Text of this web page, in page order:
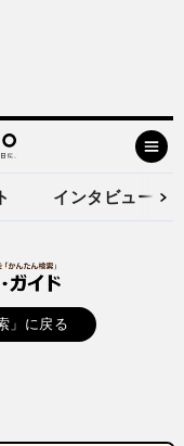
インタビュー
」に戻る